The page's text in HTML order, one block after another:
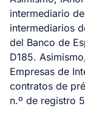
intermediario
intermediarios
del Banco de
D185.
Empresas de
contratos de
n.º de registro